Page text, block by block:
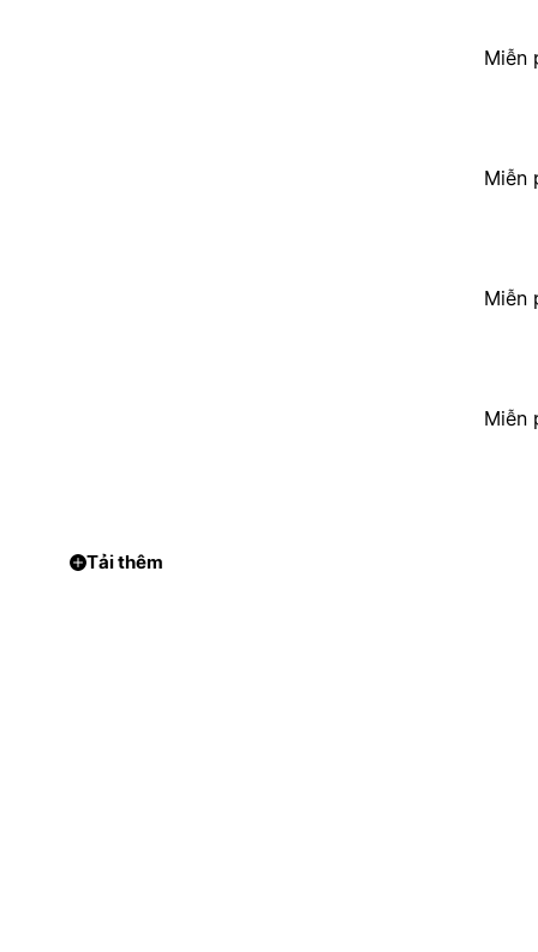
Miễn
Miễn
Miễn
Miễn
Tải thêm